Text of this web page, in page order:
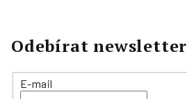
Odebírat newsletter
E-mail